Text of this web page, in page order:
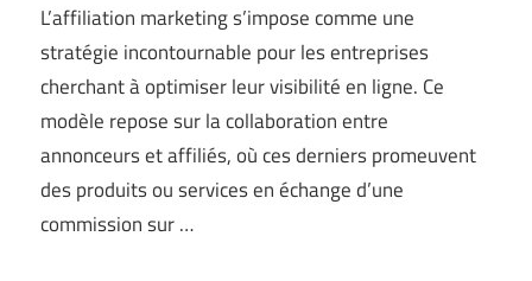
L’affiliation marketing s’impose comme une
stratégie incontournable pour les entreprises
cherchant à optimiser leur visibilité en ligne. Ce
modèle repose sur la collaboration entre
annonceurs et affiliés, où ces derniers promeuvent
des produits ou services en échange d’une
commission sur …